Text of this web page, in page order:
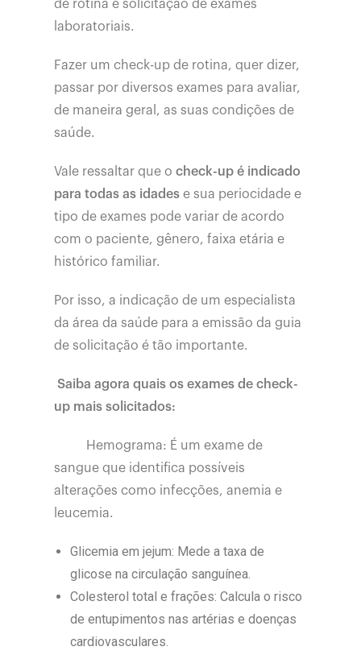
de rotina e solicitação de exames
laboratoriais.
Fazer um check-up de rotina, quer dizer,
passar por diversos exames para avaliar,
de maneira geral, as suas condições de
saúde.
Vale ressaltar que ocheck-up é indicado
para todas as idades e sua periocidade e
tipo de exames pode variar de acordo
com o paciente, gênero, faixa etária e
histórico familiar.
Por isso, a indicação de um especialista
da área da saúde para a emissão da guia
de solicitação é tão importante.
Saiba agora quais os exames de check-
up mais solicitados:
Hemograma: É um exame de
sangue que identifica possíveis
alterações como infecções, anemia e
leucemia.
Glicemia em jejum: Mede a taxa de
glicose na circulação sanguínea.
Colesterol total e frações: Calcula o risco
de entupimentos nas artérias e doenças
cardiovasculares.